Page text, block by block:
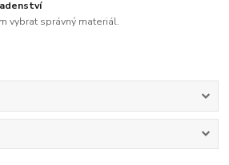
vybrat správný materiál.